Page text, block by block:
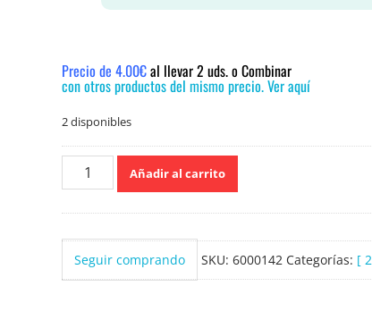
Precio de 4.00€al llevar 2 uds. o Combinar
con otros productos del mismo precio. Ver aquí
2 disponibles
Nivea
C
Body
milk
Añadir al carrito
Seguir comprando SKU: 6000142 Categorías: [